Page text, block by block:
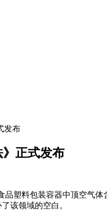
发布
》正式发布
塑料包装容器中顶空气
该领域的空白。